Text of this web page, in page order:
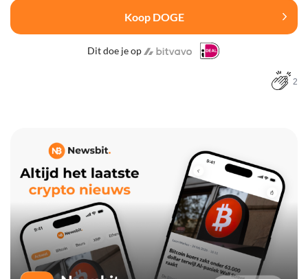
Koop DOGE
Dit doe je op
2